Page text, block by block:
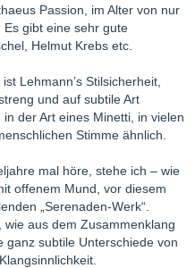
Passion, im Alter von nur
gibt eine sehr gute
Helmut Krebs etc.
Lehmann’s Stilsicherheit,
und auf subtile Art
der Art eines Minetti, in vielen
Stimme ähnlich.
mal höre, stehe ich – wie
offenem Mund, vor diesem
„Serenaden-Werk“.
aus dem Zusammenklang
ganz subtile Unterschiede von